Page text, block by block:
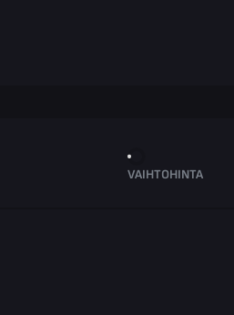
VAIHTOHINTA